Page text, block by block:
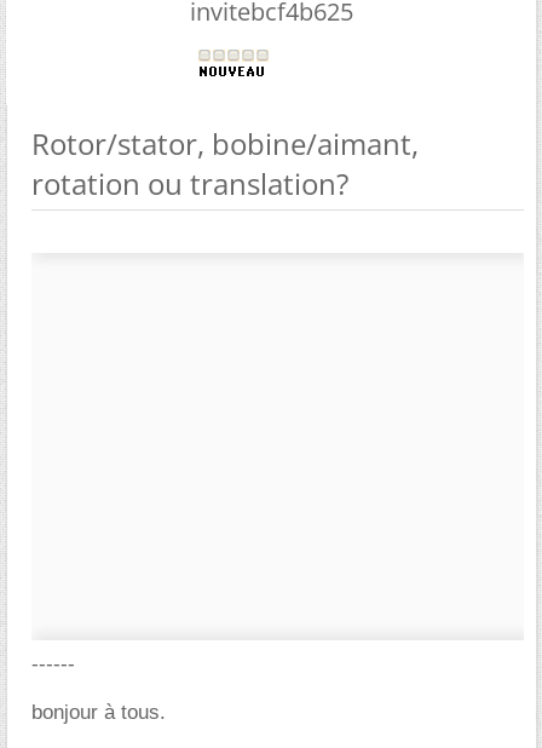
invitebcf4b625
Rotor/stator, bobine/aimant,
rotation ou translation?
------
bonjour à tous.